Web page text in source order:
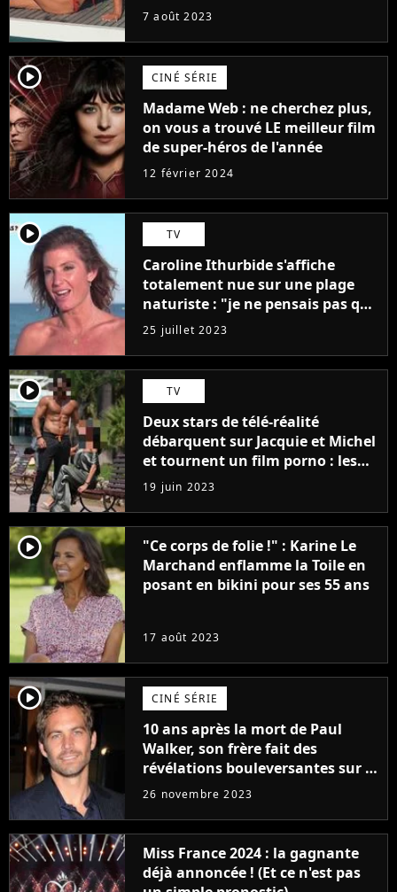
7 août 2023
player2 CINÉ SÉRIE
Madame Web : ne cherchez plus,
on vous a trouvé LE meilleur film
de super-héros de l'année
12 février 2024
player2 TV
Caroline Ithurbide s'affiche
totalement nue sur une plage
naturiste : "je ne pensais pas que
j'arriverais à le faire..."
25 juillet 2023
player2 TV
Deux stars de télé-réalité
débarquent sur Jacquie et Michel
et tournent un film porno : les
premières images du tournage
(exclu)
19 juin 2023
player2
"Ce corps de folie !" : Karine Le
Marchand enflamme la Toile en
posant en bikini pour ses 55 ans
17 août 2023
player2 CINÉ SÉRIE
10 ans après la mort de Paul
Walker, son frère fait des
révélations bouleversantes sur la
réaction des acteurs de Fast and
26 novembre 2023
Miss France 2024 : la gagnante
déjà annoncée ! (Et ce n'est pas